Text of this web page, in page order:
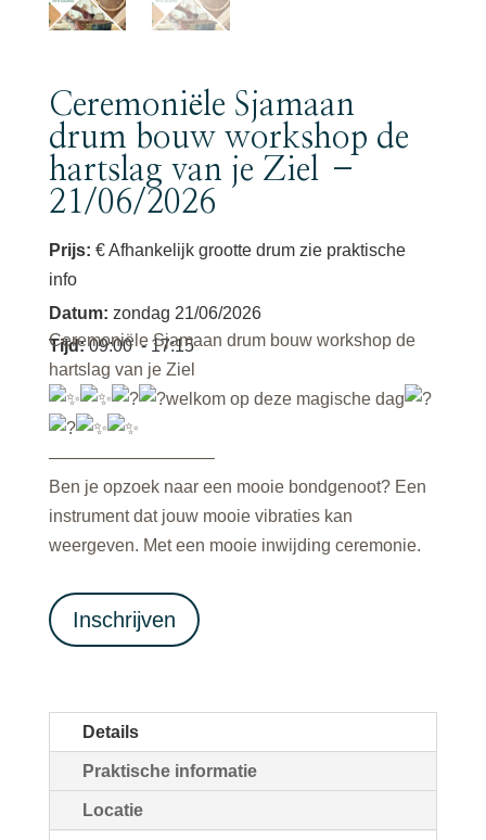
Ceremoniële Sjamaan
drum bouw workshop de
hartslag van je Ziel –
21/06/2026
Prijs: € Afhankelijk grootte drum zie praktische
info
Datum: zondag 21/06/2026
Tijd:09:00 - 17:15
Ceremoniële Sjamaan drum bouw workshop de
hartslag van je Ziel
welkom op deze magische dag
—————————–
Ben je opzoek naar een mooie bondgenoot? Een
instrument dat jouw mooie vibraties kan
weergeven. Met een mooie inwijding ceremonie.
Inschrijven
Details
Praktische informatie
Locatie